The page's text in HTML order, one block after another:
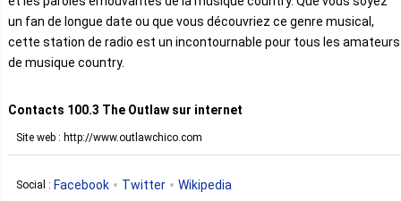
un fan de longue date ou que vous découvriez ce genre musical,
cette station de radio est un incontournable pour tous les amateurs
de musique country.
Contacts 100.3 The Outlaw sur internet
Site web : http://www.outlawchico.com
Social : Facebook Twitter Wikipedia